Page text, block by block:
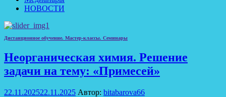
НОВОСТИ
Дистанционное обучение. Мастер-классы. Семинары
Материалы
педагогов
Неорганическая химия. Решение
задачи на тему: «Примесей»
22.11.202522.11.2025 Автор: bitabarova66